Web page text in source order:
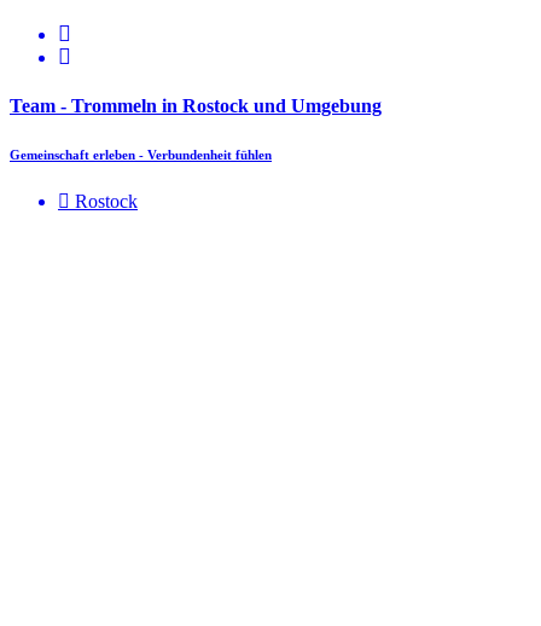
Team - Trommeln in Rostock und Umgebung
Gemeinschaft erleben - Verbundenheit fühlen
Rostock